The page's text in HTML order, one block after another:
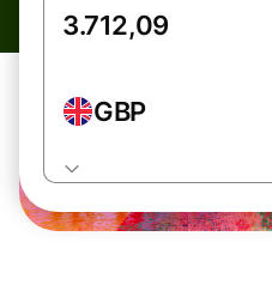
GBP